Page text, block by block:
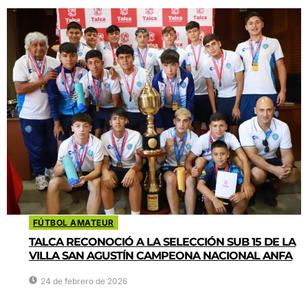
FÚTBOL AMATEUR
TALCA RECONOCIÓ A LA SELECCIÓN SUB 15 DE LA
VILLA SAN AGUSTÍN CAMPEONA NACIONAL ANFA
24 de febrero de 2026